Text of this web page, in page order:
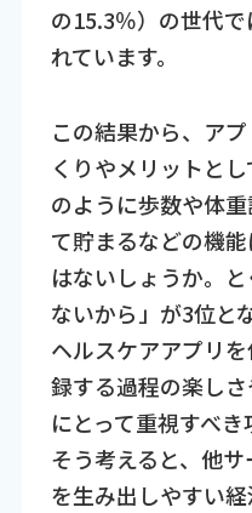
の15.3％）の世代
れています。
この結果から、ア
くりやメリットと
のように歩数や体
て貯まるなどの機
はないしょうか。
ないから」が3位と
ヘルスケアアプリ
録する過程の楽し
にとって重視すべき
そう考えると、他
を生み出しやすい